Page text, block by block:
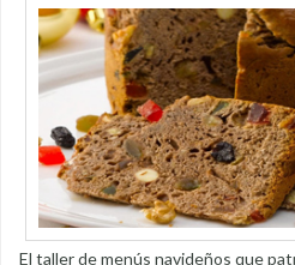
El taller de menús navideños que